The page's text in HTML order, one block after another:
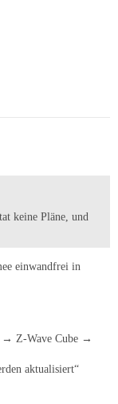
keine Pläne, und
einwandfrei in
→ Z-Wave Cube →
aktualisiert“